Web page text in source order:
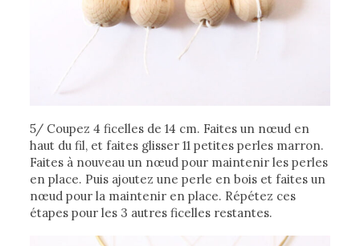
5/ Coupez 4 ficelles de 14 cm. Faites un nœud en
haut du fil, et faites glisser 11 petites perles marron.
Faites à nouveau un nœud pour maintenir les perles
en place. Puis ajoutez une perle en bois et faites un
nœud pour la maintenir en place. Répétez ces
étapes pour les 3 autres ficelles restantes.